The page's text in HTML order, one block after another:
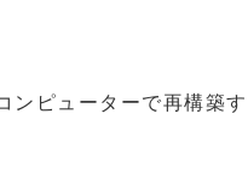
ピューターで再構築